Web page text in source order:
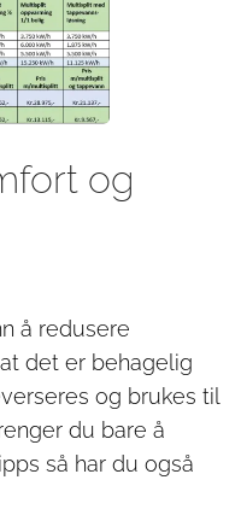
og
å redusere
det er behagelig
og brukes til
du bare å
så har du også